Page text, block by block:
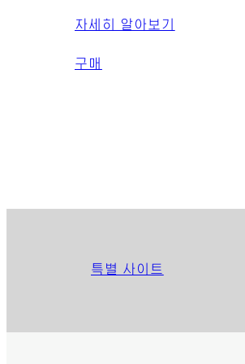
자세히 알아보기
구매
특별 사이트